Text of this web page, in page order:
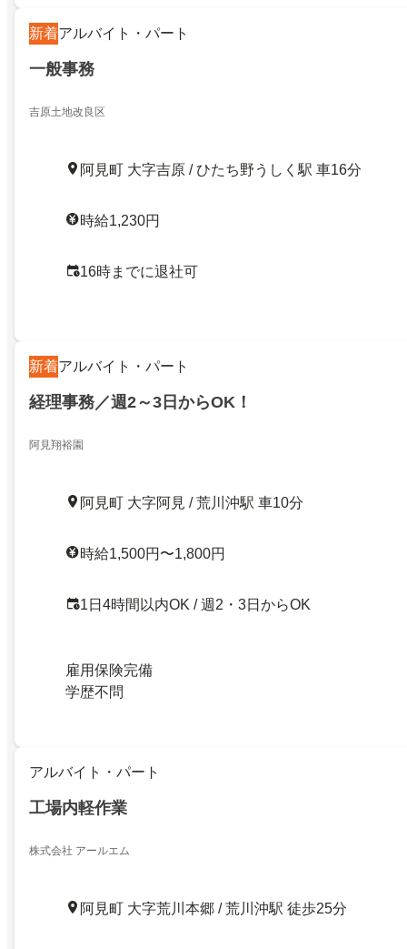
新着アルバイト・パート
一般事務
吉原土地改良区
阿見町 大字吉原 / ひたち野うしく駅 車16分
時給1,230円
16時までに退社可
新着アルバイト・パート
経理事務／週2～3日からOK！
阿見翔裕園
阿見町 大字阿見 / 荒川沖駅 車10分
時給1,500円〜1,800円
1日4時間以内OK / 週2・3日からOK
雇用保険完備
学歴不問
アルバイト・パート
工場内軽作業
株式会社 アールエム
阿見町 大字荒川本郷 / 荒川沖駅 徒歩25分